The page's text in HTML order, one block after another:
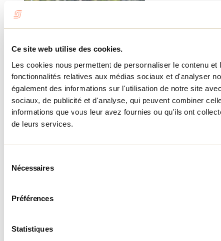
Ce site web utilise des cookies.
Les cookies nous permettent de personnaliser le contenu
fonctionnalités relatives aux médias sociaux et d'analyser
également des informations sur l'utilisation de notre site
sociaux, de publicité et d'analyse, qui peuvent combiner
informations que vous leur avez fournies ou qu'ils ont
de leurs services.
Nécessaires
Préférences
Statistiques
Saint-Lin-Laurentides